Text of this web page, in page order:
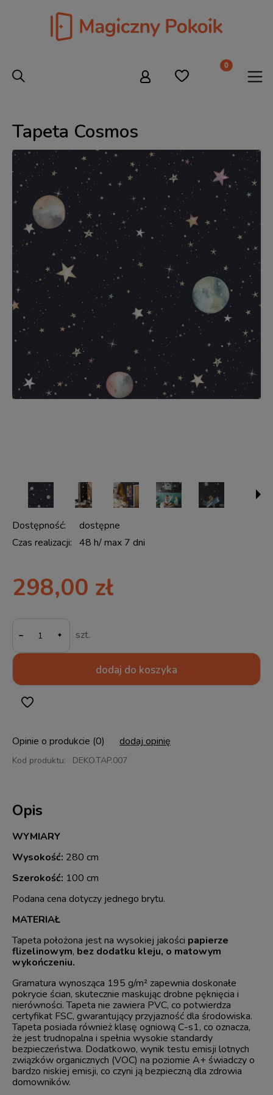
Tapeta Cosmos
Dostępność:
dostępne
Czas realizacji: 48 h/ max 7 dni
298,00 zł
- szt.
dodaj do koszyka
Kod produktu: DEKO.TAP.007
Opinie o produkcie (0) dodaj opinię
Opis
WYMIARY
Wysokość: 280 cm
Szerokość: 100 cm
Podana cena dotyczy jednego brytu.
MATERIAŁ
Tapeta położona jest na wysokiej jakości papierze
flizelinowym, bez dodatku kleju, o matowym
wykończeniu.
Gramatura wynosząca 195 g/m² zapewnia doskonałe
pokrycie ścian, skutecznie maskując drobne pęknięcia i
nierówności. Tapeta nie zawiera PVC, co potwierdza
certyfikat FSC, gwarantujący przyjazność dla środowiska.
Tapeta posiada również klasę ogniową C-s1, co oznacza,
że jest trudnopalna i spełnia wysokie standardy
bezpieczeństwa. Dodatkowo, wynik testu emisji lotnych
związków organicznych (VOC) na poziomie A+ świadczy o
bardzo niskiej emisji, co czyni ją bezpieczną dla zdrowia
domowników.